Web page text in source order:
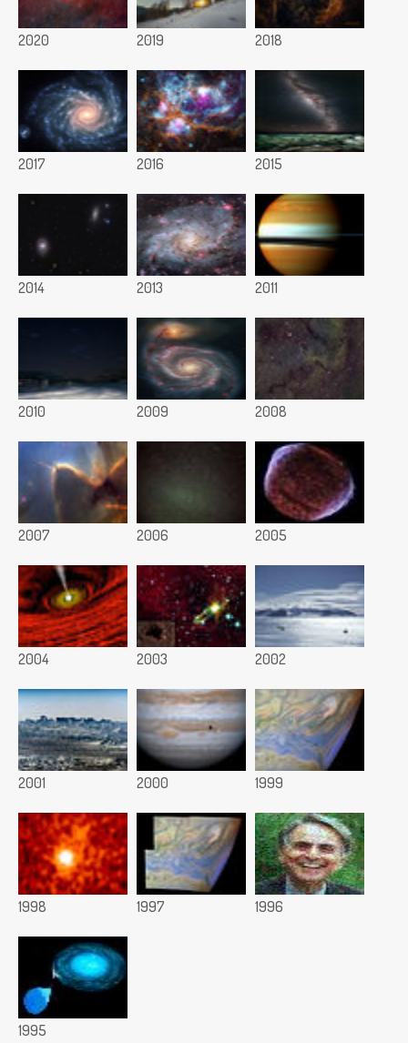
2020 2019 2018
2017 2016 2015
2014 2013 2011
2010 2009 2008
2007 2006 2005
2004 2003 2002
2001 2000 1999
1998 1997 1996
1995